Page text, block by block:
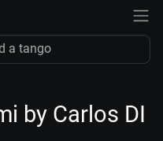
by Carlos DI